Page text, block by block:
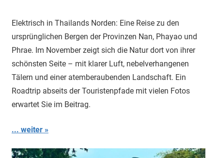
Elektrisch in Thailands Norden: Eine Reise zu den
ursprünglichen Bergen der Provinzen Nan, Phayao und
Phrae. Im November zeigt sich die Natur dort von ihrer
schönsten Seite – mit klarer Luft, nebelverhangenen
Tälern und einer atemberaubenden Landschaft. Ein
Roadtrip abseits der Touristenpfade mit vielen Fotos
erwartet Sie im Beitrag.
... weiter